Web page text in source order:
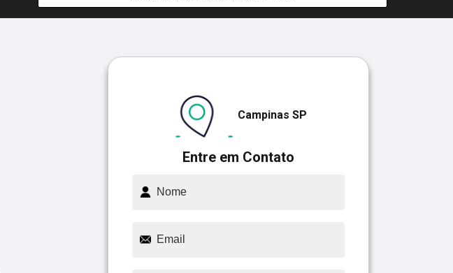
Entre em Contato
Campinas SP